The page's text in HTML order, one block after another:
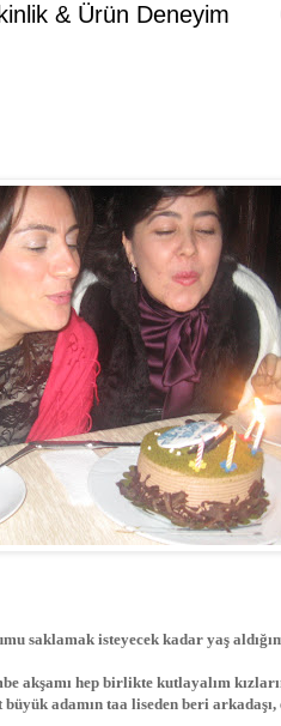
& Ürün Deneyim
saklamak isteyecek kadar yaş
akşamı hep birlikte kutlayalım
adamın taa liseden beri